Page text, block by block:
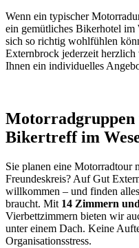
Wenn ein typischer
ein gemütliches Bikerhotel im
sich so richtig wohlfühlen
Externbrock jederzeit
Ihnen ein individuelles
Bikertreff im
Sie planen eine Motorradtour
Freundeskreis? Auf Gut
willkommen – und finden
braucht. Mit 14 Zimmern
Vierbettzimmern bieten wir
unter einem Dach. Keine
Organisationsstress.